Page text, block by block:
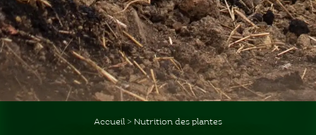
Accueil > Nutrition des plantes